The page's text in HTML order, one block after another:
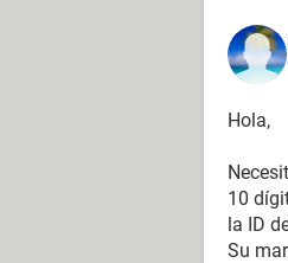
Hola,
10
la ID
Su